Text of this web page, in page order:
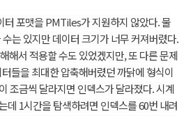
터 포맷을 PMTiles가 지원하지 않았다. 물
는 있지만 데이터 크기가 너무 커져버렸다.
해서 적용할 수도 있었겠지만, 또 다른 문제
들을 최대한 압축해버렸던 까닭에 형식이
조금씩 달라지면 인덱스가 달라졌다. 시계
데 1시간을 탐색하려면 인덱스를 60번 내려